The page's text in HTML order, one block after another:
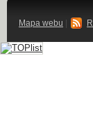
Mapa webu